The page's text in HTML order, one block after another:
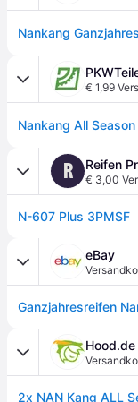
€ 1,99
R Reifen
€ 3,00
N-607 Plus 3PMSF
eBay
Hood.de